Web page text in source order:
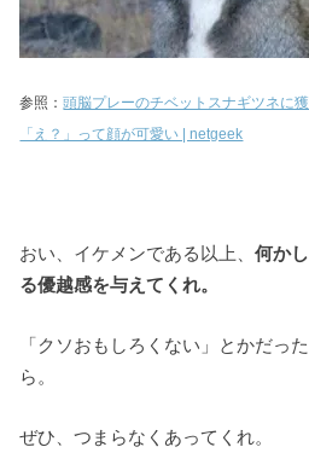
参照：頭脳プレーのチベットスナギツネに
「え？」って顔が可愛い | netgeek
おい、イケメンである以上、何か
る優越感を与えてくれ。
「クソおもしろくない」とかだっ
ら。
ぜひ、つまらなくあってくれ。